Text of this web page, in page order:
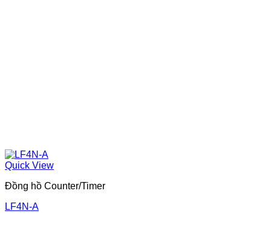
Quick View
Đồng hồ Counter/Timer
LF4N-A